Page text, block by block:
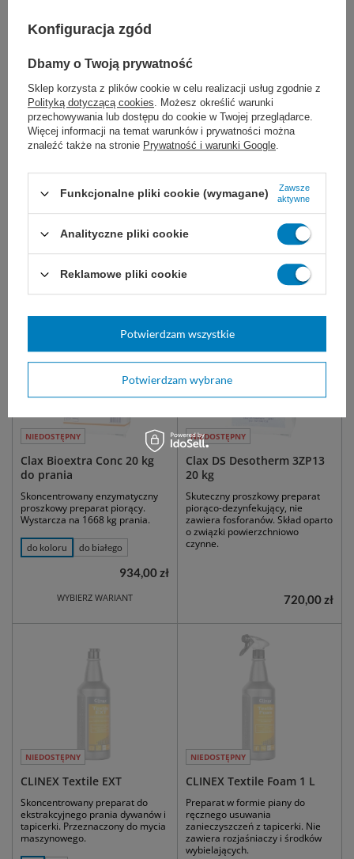
Omo Professional Automat
5,4 kg
Proszek do prania tkanin
kolorowych i wielokolorowych.
Skutecznie usuwa zabrudzenia.
Sprawia, że kolory utrzymują się
Dostępny
WYBIERZ WARIANT
77,00 zł
Taski Tapi Extract 5 L
profesjonalny preparat piorący,
do wgłębnego czyszczenia
wykładzin tekstylnych i tapicerek
metodą ekstrakcyjną (przy użyciu
Dostępny
DO KOSZYKA
235,00 zł
NIEDOSTĘPNY
Clax Bioextra Conc 20 kg
do prania
Skoncentrowany enzymatyczny
proszkowy preparat piorący.
Wystarcza na 1668 kg prania.
do koloru do białego
WYBIERZ WARIANT
934,00 zł
NIEDOSTĘPNY
Clax DS Desotherm 3ZP13
20 kg
Skuteczny proszkowy preparat
piorąco-dezynfekujący, nie
zawiera fosforanów. Skład oparto
o związki powierzchniowo
czynne.
720,00 zł
NIEDOSTĘPNY
CLINEX Textile EXT
Skoncentrowany preparat do
ekstrakcyjnego prania dywanów i
tapicerki. Przeznaczony do mycia
maszynowego.
NIEDOSTĘPNY
CLINEX Textile Foam 1 L
Preparat w formie piany do
ręcznego usuwania
zanieczyszczeń z tapicerki. Nie
zawiera rozjaśniaczy i środków
wybielających.
Konfiguracja zgód
Dbamy o Twoją prywatność
Sklep korzysta z plików cookie w celu realizacji usług zgodnie z
Polityką dotyczącą cookies. Możesz określić warunki
przechowywania lub dostępu do cookie w Twojej przeglądarce.
Więcej informacji na temat warunków i prywatności można
znaleźć także na stronie Prywatność i warunki Google.
Funkcjonalne pliki cookie (wymagane) Zawsze
aktywne
Analityczne pliki cookie
Reklamowe pliki cookie
Potwierdzam wybrane
Potwierdzam wszystkie